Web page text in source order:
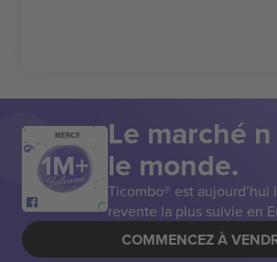
MERCI! Le marché n
le monde.
Ticombo® est aujourd’hui
revente la plus suivie en
COMMENCEZ À